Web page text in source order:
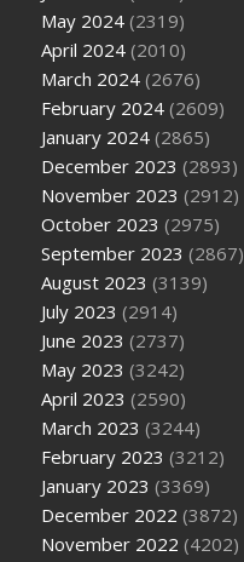
May 2024 (2319)
April 2024 (2010)
March 2024 (2676)
February 2024 (2609)
January 2024 (2865)
December 2023 (2893)
November 2023 (2912)
October 2023 (2975)
September 2023 (2867)
August 2023 (3139)
July 2023 (2914)
June 2023 (2737)
May 2023 (3242)
April 2023 (2590)
March 2023 (3244)
February 2023 (3212)
January 2023 (3369)
December 2022 (3872)
November 2022 (4202)